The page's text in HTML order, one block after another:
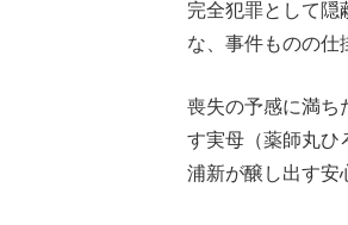
完全犯罪として隠
な、事件ものの仕
喪失の予感に満ち
す実母（薬師丸ひ
浦新が醸し出す安